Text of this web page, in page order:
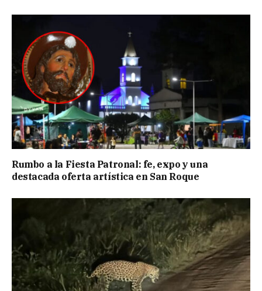
Rumbo a la Fiesta Patronal: fe, expo y una
destacada oferta artística en San Roque